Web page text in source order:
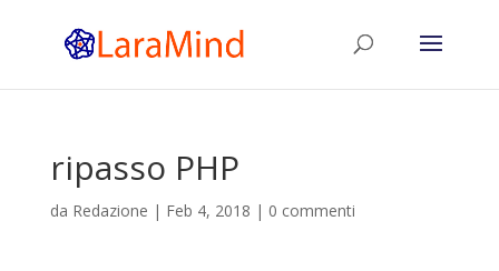
ripasso PHP
da Redazione | Feb 4, 2018 | 0 commenti